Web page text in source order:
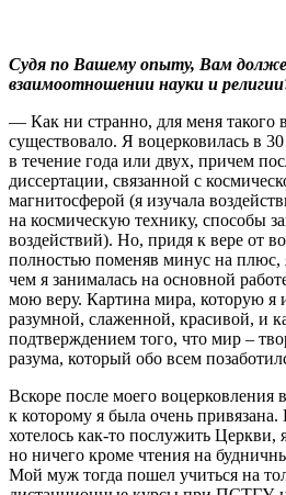
Судя по Вашему опыту, Вам
взаимоотношении науки и
— Как ни странно, для меня такого
существовало. Я воцерковилась в
в течение года или двух, причем
диссертации, связанной с
магнитосферой (я изучала
на космическую технику, способы
воздействий). Но, придя к вере от
полностью поменяв минус на плюс,
чем я занималась на основной
мою веру. Картина мира, которую я
разумной, слаженной, красивой, и
подтверждением того, что мир –
разума, который обо всем
Вскоре после моего воцерковления
к которому я была очень
хотелось как-то послужить Церкви,
но ничего кроме чтения на
Мой муж тогда пошел учиться на